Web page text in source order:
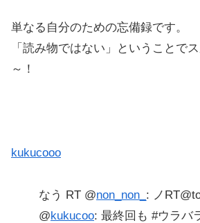
単なる自分のための忘備録です。
「読み物ではない」ということで
～！
kukucooo
なう RT @non_non_ : ノ
@kukucoo: 最終回も #ウラバ